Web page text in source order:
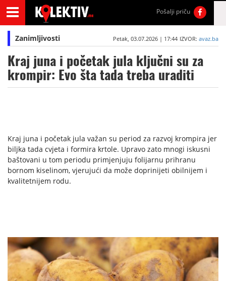
Pošalji priču
Zanimljivosti Petak, 03.07.2026 | 17:44 IZVOR: avaz.ba
Kraj juna i početak jula ključni su za
krompir: Evo šta tada treba uraditi
Kraj juna i početak jula važan su period za razvoj krompira jer
biljka tada cvjeta i formira krtole. Upravo zato mnogi iskusni
baštovani u tom periodu primjenjuju folijarnu prihranu
bornom kiselinom, vjerujući da može doprinijeti obilnijem i
kvalitetnijem rodu.